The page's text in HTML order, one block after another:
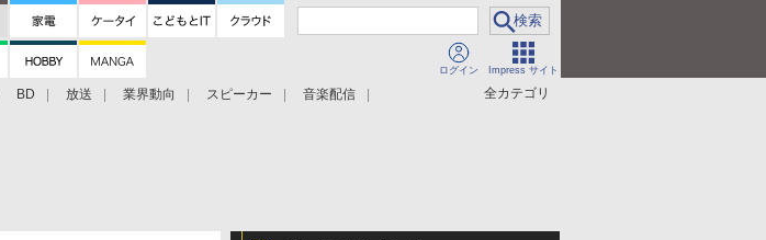
ログイン Impress サイト
全カテゴリ
BD 放送 業界動向 スピーカー
音楽配信